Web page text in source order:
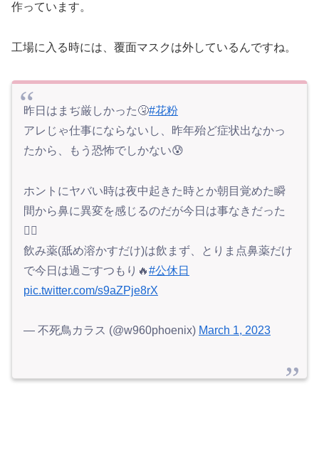
作っています。
工場に入る時には、覆面マスクは外しているんですね。
昨日はまぢ厳しかった🤧#花粉
アレじゃ仕事にならないし、昨年殆ど症状出なかっ
たから、もう恐怖でしかない😰
ホントにヤバい時は夜中起きた時とか朝目覚めた瞬
間から鼻に異変を感じるのだが今日は事なきだった
😮‍💨
飲み薬(舐め溶かすだけ)は飲まず、とりま点鼻薬だけ
で今日は過ごすつもり🔥#公休日
pic.twitter.com/s9aZPje8rX
— 不死鳥カラス (@w960phoenix) March 1, 2023